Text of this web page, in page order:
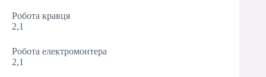
Робота кравця
2,1
Робота електромонтера
2,1